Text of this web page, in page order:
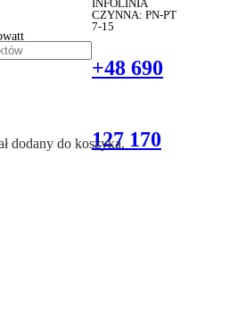
INFOLINIA
CZYNNA: PN-PT
7-15
+48 690
127 170
dodany do koszyka.